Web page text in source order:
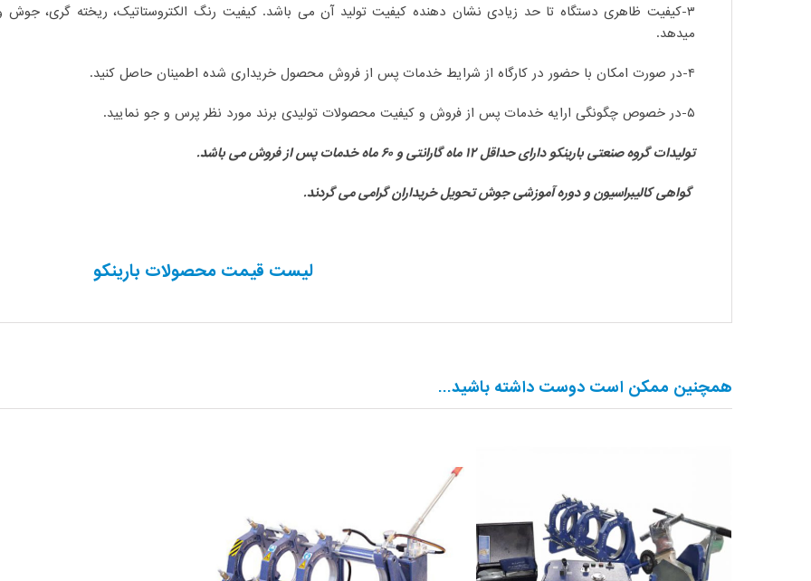
۳-کیفیت ظاهری دستگاه تا حد زیادی نشان دهنده کیفیت تولید آن می باشد. کیفیت رنگ الکتروستاتیک، ریخته گری،
میدهد.
۴-در صورت امکان با حضور در کارگاه از شرایط خدمات پس از فروش محصول خریداری شده اطمینان حاصل کنید.
۵-در خصوص چگونگی ارایه خدمات پس از فروش و کیفیت محصولات تولیدی برند مورد نظر پرس و جو نمایید.
تولیدات گروه صنعتی بارینکو دارای حداقل ۱۲ ماه گارانتی و ۶۰ ماه خدمات پس از فروش می باشد.
گواهی کالیبراسیون و دوره آموزشی جوش تحویل خریداران گرامی می گردند.
لیست قیمت محصولات بارینکو
همچنین ممکن است دوست داشته باشید…